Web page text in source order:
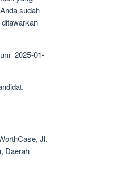
sudah
2025-01-
Jl.
Daerah